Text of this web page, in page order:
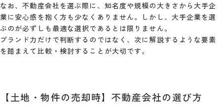
なお、不動産会社を選ぶ際に、知名度や規模の大きさから大手企
業に安心感を抱く方も少なくありません。しかし、大手企業を選
ぶのが必ずしも最適な選択であるとは限りません。
ブランド力だけで判断するのではなく、次に解説するような要素
を踏まえて比較・検討することが大切です。
【土地・物件の売却時】不動産会社の選び方